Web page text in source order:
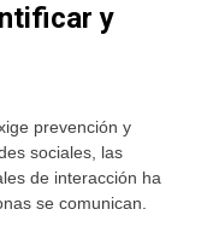
y
prevención y
sociales, las
de interacción ha
se comunican.